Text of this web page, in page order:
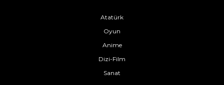
Atatürk
Oyun
Anime
Dizi-Film
Sanat